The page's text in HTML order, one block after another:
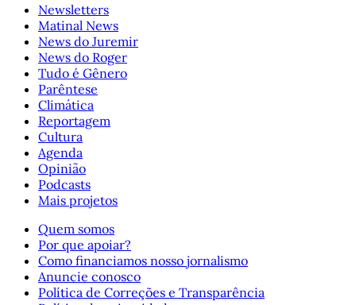
Newsletters
Matinal News
News do Juremir
News do Roger
Tudo é Gênero
Parêntese
Climática
Reportagem
Cultura
Agenda
Opinião
Podcasts
Mais projetos
Quem somos
Por que apoiar?
Como financiamos nosso jornalismo
Anuncie conosco
Política de Correções e Transparência